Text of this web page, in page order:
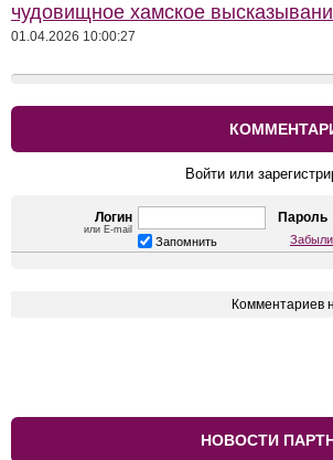
чудовищное хамское
01.04.2026 10:00:27
Войти или
Логин
или E-mail
Пароль
Запомнить
Комментариев
НОВОСТИ